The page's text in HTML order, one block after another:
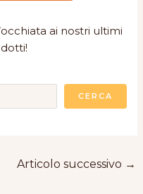
ai nostri ultimi
CERCA
Articolo successivo →